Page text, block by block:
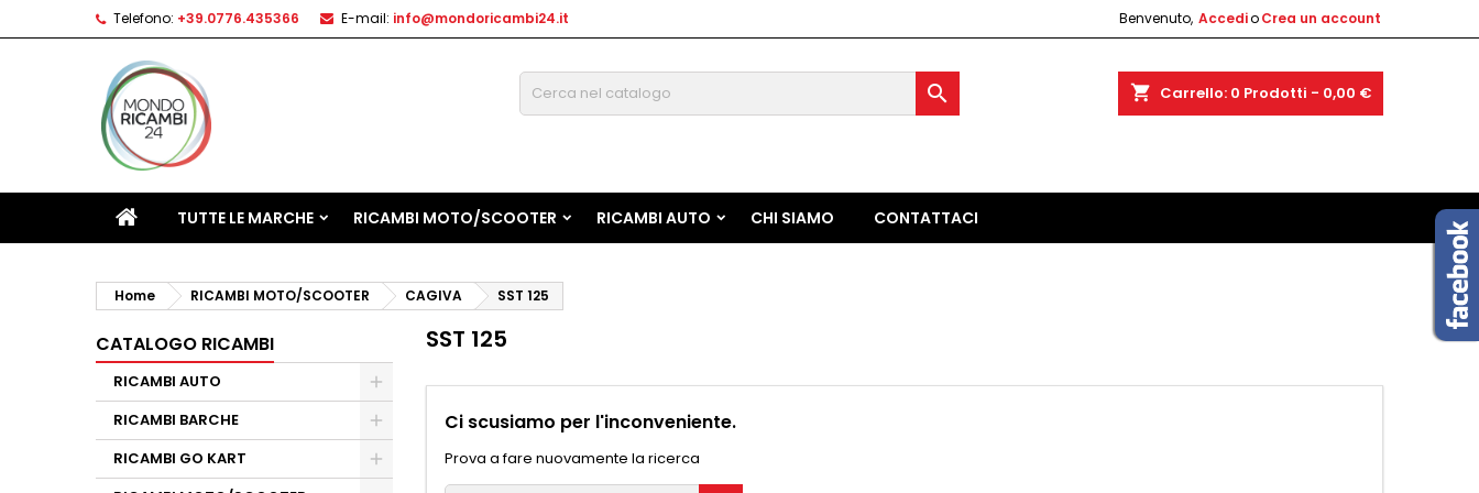
Telefono: +39.0776.435366 E-mail: info@mondoricambi24.it Benvenuto, AccedioCrea un account
shopping_cart Carrello: 0 Prodotti - 0,00 €

TUTTE LE MARCHE RICAMBI MOTO/SCOOTER RICAMBI AUTO CHI SIAMO CONTATTACI
Home RICAMBI MOTO/SCOOTER CAGIVA SST 125
CATALOGO RICAMBI
RICAMBI AUTO
RICAMBI BARCHE
RICAMBI GO KART
SST 125
Ci scusiamo per l'inconveniente.
Prova a fare nuovamente la ricerca